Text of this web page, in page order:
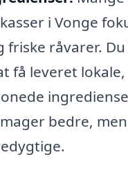
i Vonge
friske råvarer. Du
få leveret lokale,
bedre,